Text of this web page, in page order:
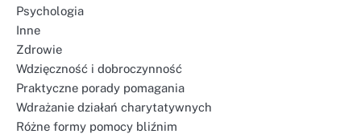
Psychologia
Inne
Zdrowie
Wdzięczność i dobroczynność
Praktyczne porady pomagania
Wdrażanie działań charytatywnych
Różne formy pomocy bliźnim